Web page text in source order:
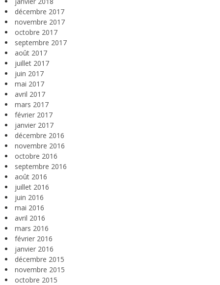
décembre 2017
novembre 2017
octobre 2017
septembre 2017
août 2017
juillet 2017
juin 2017
mai 2017
avril 2017
mars 2017
février 2017
janvier 2017
décembre 2016
novembre 2016
octobre 2016
septembre 2016
août 2016
juillet 2016
juin 2016
mai 2016
avril 2016
mars 2016
février 2016
janvier 2016
décembre 2015
novembre 2015
octobre 2015